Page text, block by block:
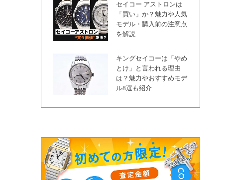
セイコー アストロンは
「買い」か？魅力や人気
モデル・購入前の注意点
を解説
キングセイコーは「やめ
とけ」と言われる理由
は？魅力やおすすめモデ
ル8選も紹介